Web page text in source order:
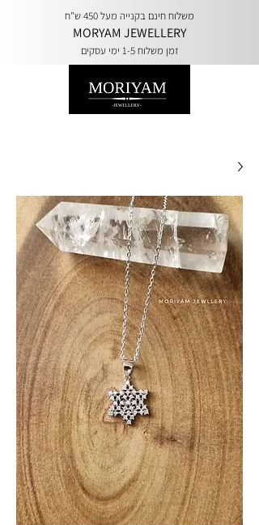
משלוח חינם בקנייה מעל 450 ש"ח
MORYAM JEWELLERY
זמן משלוח 1-5 ימי עסקים